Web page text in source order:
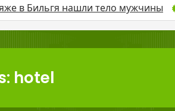
в Бильгя нашли тело мужчины
hotel